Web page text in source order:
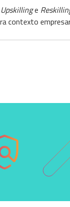
Upskillinge
contexto